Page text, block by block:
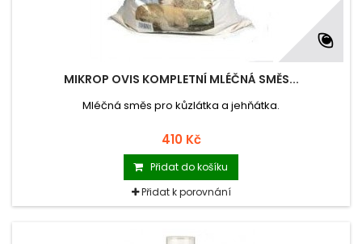
MIKROP OVIS KOMPLETNÍ MLÉČNÁ SMĚS...
Mléčná směs pro kůzlátka a jehňátka.
410 Kč
Přidat do košíku
Přidat k porovnání